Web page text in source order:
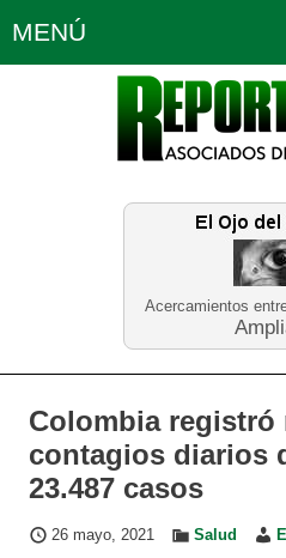
Acercamientos
MENÚ
Política Opinión
Planeta
Colombia registró
contagios diarios
23.487 casos
26 mayo, 2021 Salud